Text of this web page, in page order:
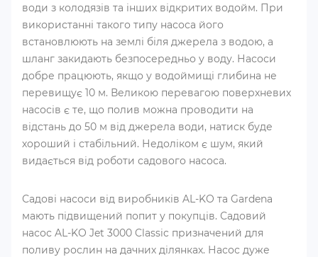
води з колодязів та інших відкритих водойм. При
використанні такого типу насоса його
встановлюють на землі біля джерела з водою, а
шланг закидають безпосередньо у воду. Насоси
добре працюють, якщо у водоймищі глибина не
перевищує 10 м. Великою перевагою поверхневих
насосів є те, що полив можна проводити на
відстань до 50 м від джерела води, натиск буде
хороший і стабільний. Недоліком є ​​шум, який
видається від роботи садового насоса.
Садові насоси від виробників AL-KO та Gardena
мають підвищений попит у покупців. Садовий
насос AL-KO Jet 3000 Classic призначений для
поливу рослин на дачних ділянках. Насос дуже